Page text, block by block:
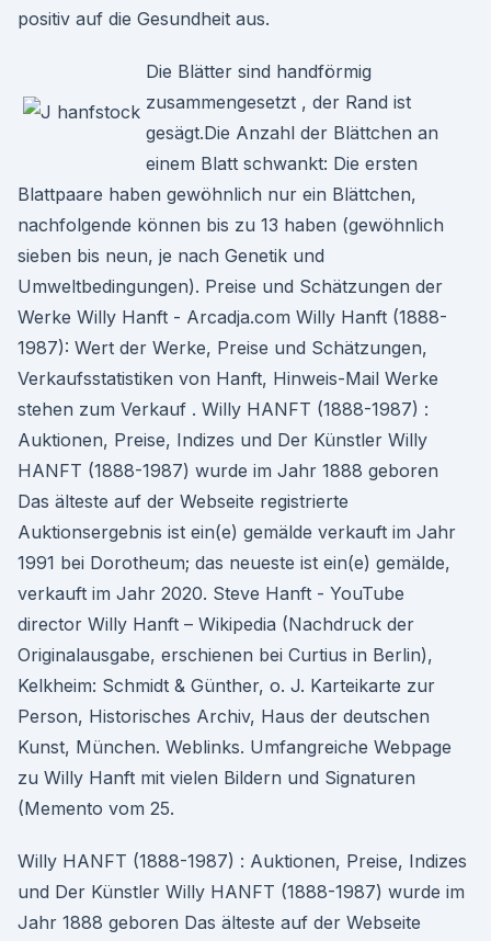
positiv auf die Gesundheit aus.
Die Blätter sind handförmig
zusammengesetzt , der Rand ist
gesägt.Die Anzahl der Blättchen an
einem Blatt schwankt: Die ersten
Blattpaare haben gewöhnlich nur ein Blättchen,
nachfolgende können bis zu 13 haben (gewöhnlich
sieben bis neun, je nach Genetik und
Umweltbedingungen). Preise und Schätzungen der
Werke Willy Hanft - Arcadja.com Willy Hanft (1888-
1987): Wert der Werke, Preise und Schätzungen,
Verkaufsstatistiken von Hanft, Hinweis-Mail Werke
stehen zum Verkauf . Willy HANFT (1888-1987) :
Auktionen, Preise, Indizes und Der Künstler Willy
HANFT (1888-1987) wurde im Jahr 1888 geboren
Das älteste auf der Webseite registrierte
Auktionsergebnis ist ein(e) gemälde verkauft im Jahr
1991 bei Dorotheum; das neueste ist ein(e) gemälde,
verkauft im Jahr 2020. Steve Hanft - YouTube
director Willy Hanft – Wikipedia (Nachdruck der
Originalausgabe, erschienen bei Curtius in Berlin),
Kelkheim: Schmidt & Günther, o. J. Karteikarte zur
Person, Historisches Archiv, Haus der deutschen
Kunst, München. Weblinks. Umfangreiche Webpage
zu Willy Hanft mit vielen Bildern und Signaturen
(Memento vom 25.
Willy HANFT (1888-1987) : Auktionen, Preise, Indizes
und Der Künstler Willy HANFT (1888-1987) wurde im
Jahr 1888 geboren Das älteste auf der Webseite